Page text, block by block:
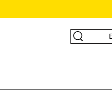
Buscar